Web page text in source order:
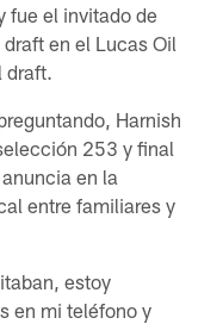
fue el invitado de
en el Lucas Oil
draft.
Harnish
253 y final
en la
entre familiares y
estoy
en mi teléfono y